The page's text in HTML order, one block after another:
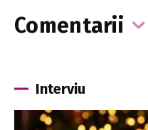
Comentarii
Interviu